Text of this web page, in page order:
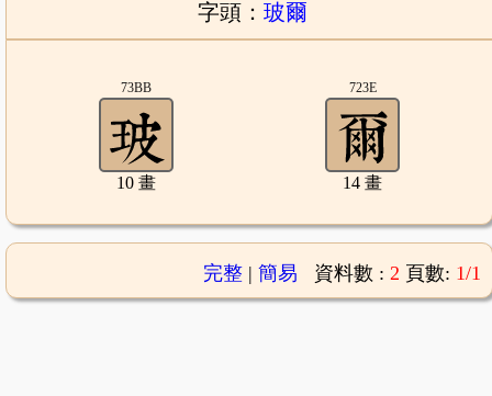
字頭： 玻爾
73BB
10 畫
723E
14 畫
完整| 簡易 資料數 : 2 頁數: 1/1